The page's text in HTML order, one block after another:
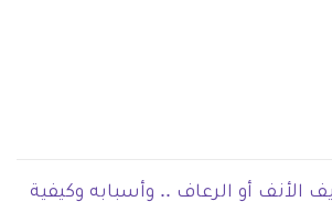
الأنف أو الرعاف .. وأسبابه وكيفية